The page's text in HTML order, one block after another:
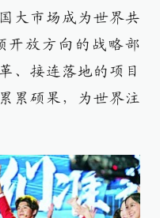
大市场成为世界共
放方向的战略部
、接连落地的项目
累硕果，为世界注